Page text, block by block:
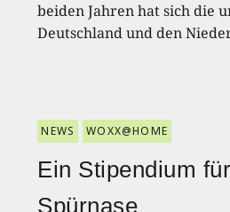
beiden Jahren hat sich die
Deutschland und den
NEWS WOXX@HOME
Ein Stipendium
Spürnase